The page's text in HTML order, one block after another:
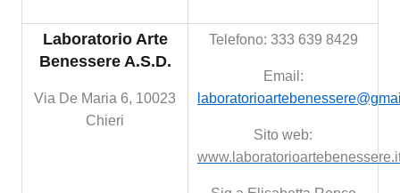
Laboratorio Arte
Benessere A.S.D.
Via De Maria 6, 10023
Chieri
Telefono: 333 639 8429
Email:
Sito web: